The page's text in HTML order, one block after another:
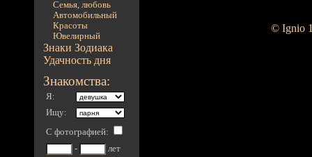
Семья, любовь
Автомобильный
Красоты
Ювелирный
Знаки Зодиака
Удачность дня
Знакомства:
Я:
Ищу:
С фотографией:
-
лет
© Ignio